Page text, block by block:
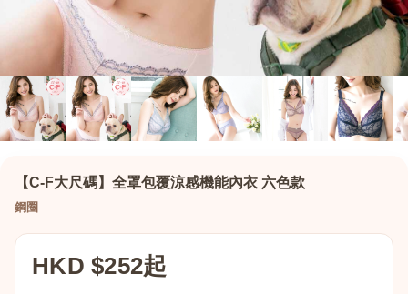
【C-F大尺碼】全罩包覆涼感機能內衣 六色款
鋼圈
HKD $252起